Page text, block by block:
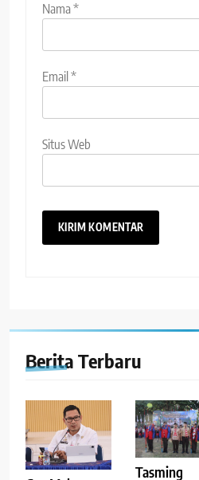
Nama*
Email *
Situs Web
Berita Terbaru
Tasming